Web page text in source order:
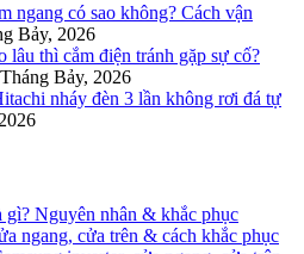
ngang có sao không? Cách vận
Bảy, 2026
lâu thì cắm điện tránh gặp sự cố?
Bảy, 2026
nháy đèn 3 lần không rơi đá tự
Nguyên nhân & khắc phục
ngang, cửa trên & cách khắc phục